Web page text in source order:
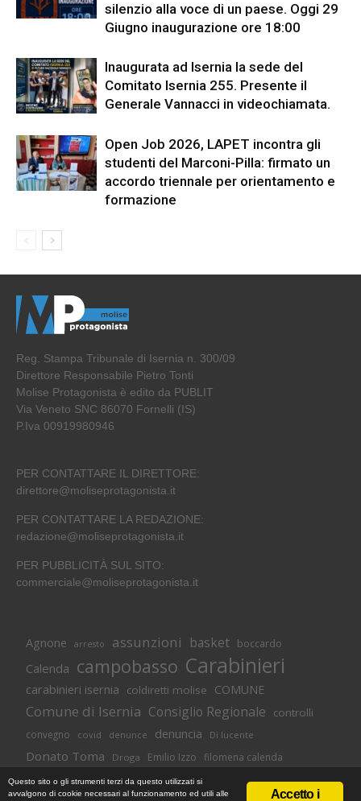
silenzio alla voce di un paese. Oggi 29
Giugno inaugurazione ore 18:00
Inaugurata ad Isernia la sede del
Comitato Isernia 255. Presente il
Generale Vannacci in videochiamata.
Open Job 2026, LAPET incontra gli
studenti del Marconi-Pilla: firmato un
accordo triennale per orientamento e
formazione
Reg. Stampa Tribunale di Isernia n. 300/09
Direttore Responsabile Pietro Tonti
Molise Protagonista è edito da PUBLIT
Via Veneto SNC 86070 Fornelli (IS)
P.Iva 00919980946
PER CONTATTARE IL DIRETTORE:
direttore@moliseprotagonista.it
PER CONTATTARE LA REDAZIONE:
redazione@moliseprotagonista.it
PER PUBBLICITÀ SUL SITO:
commerciale@moliseprotagonista.it
Agnone arresto assunzioni basket boccardo
Calenda campobasso Carabinieri
carabinieri isernia coldiretti molise COMUNE
Comune di Isernia Consiglio Regionale controlli
convegno covid denunce denuncia Di lucente
Donato Toma Droga Emilio Izzo filomena calenda
Isernia lavoro M5S magnolia molise
Accetto i
Questo sito o gli strumenti terzi da questo utilizzati si
avvalgono di cookie necessari al funzionamento ed utili alle